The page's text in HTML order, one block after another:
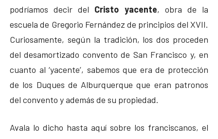
podríamos decir del Cristo yacente, obra de la
escuela de Gregorio Fernández de principios del XVII.
Curiosamente, según la tradición, los dos proceden
del desamortizado convento de San Francisco y, en
cuanto al ‘yacente’, sabemos que era de protección
de los Duques de Alburquerque que eran patronos
del convento y además de su propiedad.
Avala lo dicho hasta aquí sobre los franciscanos, el